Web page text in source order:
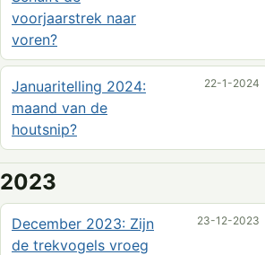
voorjaarstrek naar
voren?
Januaritelling 2024:
maand van de
houtsnip?
22-1-2024
2023
December 2023: Zijn
de trekvogels vroeg
23-12-2023